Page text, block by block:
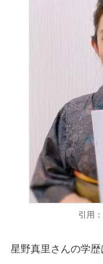
引用
星野真里さんの学歴